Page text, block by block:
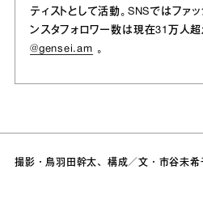
ティストとして活動。SNSではファ
ンスタフォロワー数は現在31万人
@gensei.am 。
撮影・鳥羽田幹太、構成／文・市谷未希